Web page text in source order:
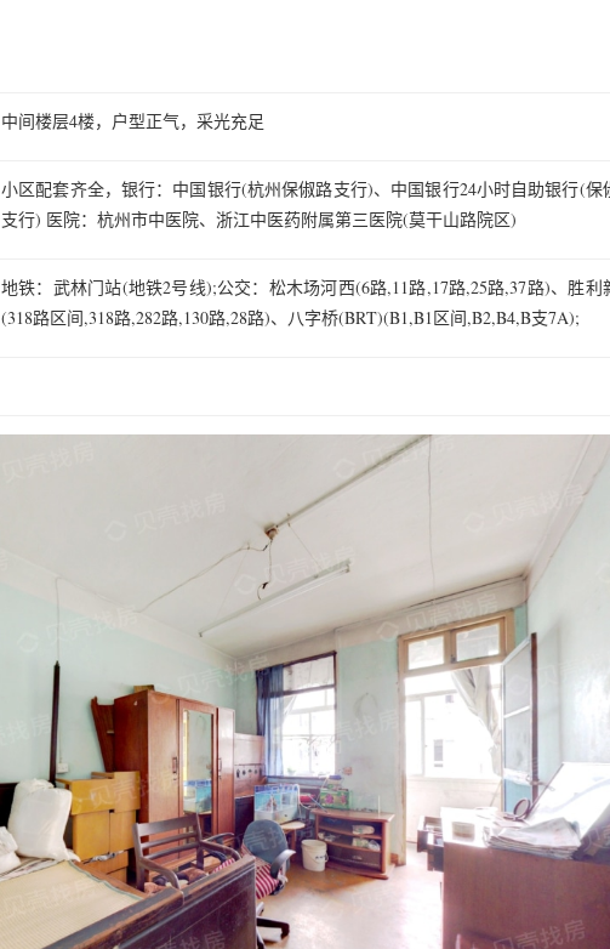
中间楼层4楼，户型正气，采光充足
小区配套齐全，银行：中国银行(杭州保俶路支行)、中国银行24小时自助银行(保
支行) 医院：杭州市中医院、浙江中医药附属第三医院(莫干山路院区)
地铁：武林门站(地铁2号线);公交：松木场河西(6路,11路,17路,25路,37路)、胜利
(318路区间,318路,282路,130路,28路)、八字桥(BRT)(B1,B1区间,B2,B4,B支7A);